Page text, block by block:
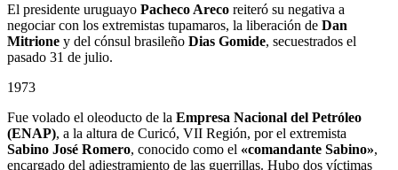
El presidente uruguayo Pacheco Areco reiteró su negativa a
negociar con los extremistas tupamaros, la liberación de Dan
Mitrione y del cónsul brasileño Dias Gomide, secuestrados el
pasado 31 de julio.
1973
Fue volado el oleoducto de la Empresa Nacional del Petróleo
(ENAP), a la altura de Curicó, VII Región, por el extremista
Sabino José Romero, conocido como el «comandante Sabino»,
encargado del adiestramiento de las guerrillas. Hubo dos víctimas